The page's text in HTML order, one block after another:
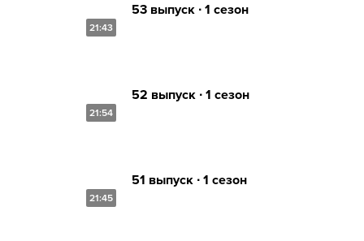
21:43
53 выпуск ∙ 1 сезон
21:54
52 выпуск ∙ 1 сезон
21:45
51 выпуск ∙ 1 сезон